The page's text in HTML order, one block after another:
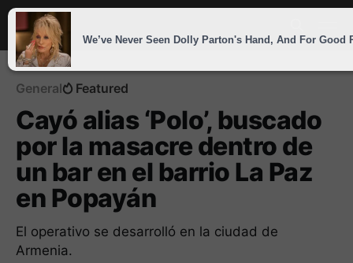
General Featured
Cayó alias ‘Polo’, buscado
por la masacre dentro de
un bar en el barrio La Paz
en Popayán
El operativo se desarrolló en la ciudad de
Armenia.